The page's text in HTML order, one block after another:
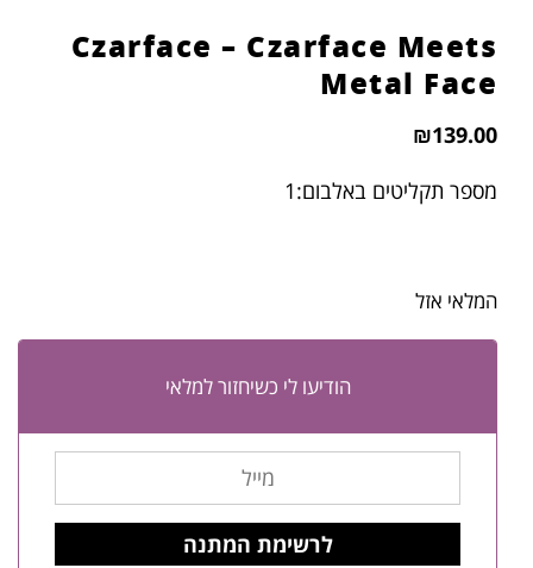
Czarface – Czarface Meets
Metal Face
₪139.00
מספר תקליטים באלבום:1
המלאי אזל
הודיעו לי כשיחזור למלאי